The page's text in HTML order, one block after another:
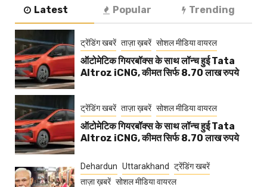
Latest Popular Trending
ट्रेंडिंग खबरें ताज़ा ख़बरें सोशल मीडिया वायरल
ऑटोमेटिक गियरबॉक्स के साथ लॉन्च हुई Tata
Altroz iCNG, कीमत सिर्फ 8.70 लाख रुपये
ट्रेंडिंग खबरें ताज़ा ख़बरें सोशल मीडिया वायरल
ऑटोमेटिक गियरबॉक्स के साथ लॉन्च हुई Tata
Altroz iCNG, कीमत सिर्फ 8.70 लाख रुपये
Dehardun Uttarakhand
ट्रेंडिंग खबरें
ताज़ा ख़बरें सोशल मीडिया वायरल